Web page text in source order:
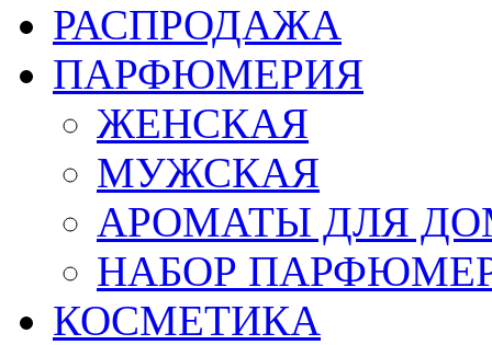
РАСПРОДАЖА
ПАРФЮМЕРИЯ
ЖЕНСКАЯ
МУЖСКАЯ
АРОМАТЫ ДЛЯ
НАБОР
КОСМЕТИКА